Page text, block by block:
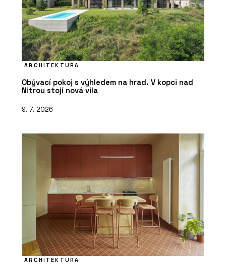
ARCHITEKTURA
Obývací pokoj s výhledem na hrad. V kopci nad
Nitrou stojí nová vila
9. 7. 2026
ARCHITEKTURA